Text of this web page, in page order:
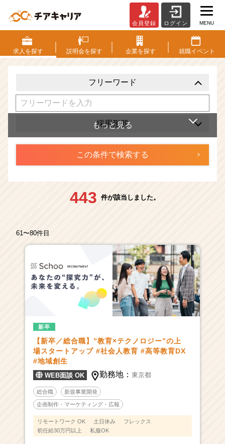
事・
求
人
索
ベ
ン
ー・
成
長
か
届
く
就
活
チ
ア
ャ
リ
ア
（CheerCareer）
会員登録 ログイン MENU
求人を探す 説明会を探す 企業を探す 就職イベント
フリーワード
採用形態
443 件が該当しました。
61〜80件目
新卒
【新卒／総合職】”教育×テクノロジー”の上
場スタートアップ #社会人教育 #高等教育DX
#地域創生
WEB面談 OK 勤務地：東京都
総合職 新規事業開発
企画制作・マーケティング・広報
リモートワーク OK 土日休み
フレックス
初任給30万円以上
私服OK